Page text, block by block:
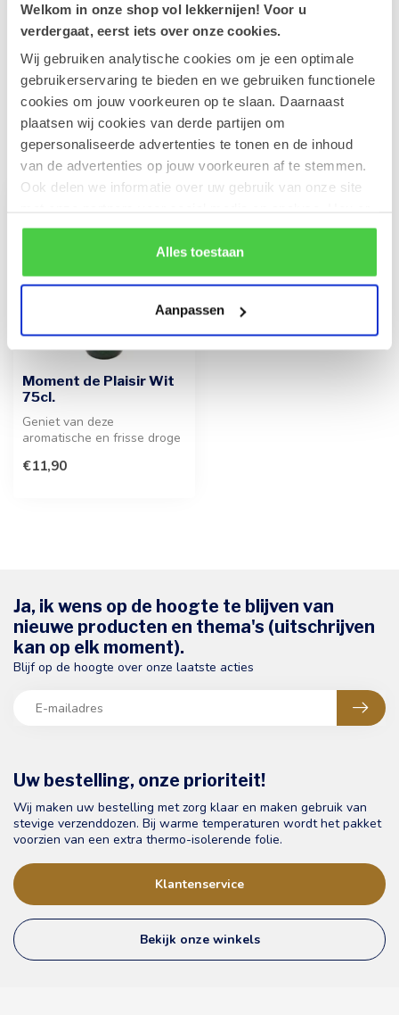
Welkom in onze shop vol lekkernijen! Voor u
verdergaat, eerst iets over onze cookies.
Wij gebruiken analytische cookies om je een optimale
gebruikerservaring te bieden en we gebruiken functionele
cookies om jouw voorkeuren op te slaan. Daarnaast
plaatsen wij cookies van derde partijen om
gepersonaliseerde advertenties te tonen en de inhoud
van de advertenties op jouw voorkeuren af te stemmen.
Ook delen we informatie over uw gebruik van onze site
rekening mee dat als je bepaalde cookies blokkeert, het
de correcte werking van de website kan verstoren.
Alles toestaan
Aanpassen
Champagne Gobillard 1° Cru
75cl.
Op voorraad
Recent bekeken
Moment de Plaisir Wit
75cl.
Geniet van deze
aromatische en frisse droge
Frankrijk. M...
€11,90
Uw bestelling, onze prioriteit!
Wij maken uw bestelling met zorg klaar en maken gebruik van
stevige verzenddozen. Bij warme temperaturen wordt het pakket
voorzien van een extra thermo-isolerende folie.
Klantenservice
Bekijk onze winkels
Ja, ik wens op de hoogte te blijven van
nieuwe producten en thema's (uitschrijven
kan op elk moment).
Blijf op de hoogte over onze laatste acties